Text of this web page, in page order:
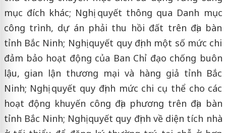
mục đích khác; Nghị quyết thông qua Danh mục
công trình, dự án phải thu hồi đất trên địa bàn
tỉnh Bắc Ninh; Nghị quyết quy định một số mức chi
đảm bảo hoạt động của Ban Chỉ đạo chống buôn
lậu, gian lận thương mại và hàng giả tỉnh Bắc
Ninh; Nghị quyết quy định mức chi cụ thể cho các
hoạt động khuyến công địa phương trên địa bàn
tỉnh Bắc Ninh; Nghị quyết quy định về diện tích nhà